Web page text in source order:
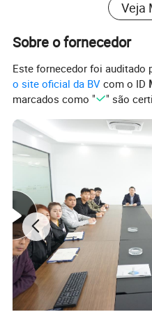
A remoção da gravilha do
equipamento de separação
leve. Pode ser uma
em conjunto com o
concentrada do separador
bombeada para o
Veja
Sobre o fornecedor
Este fornecedor foi auditado
o site oficial da BV com o ID
marcados como "
" são